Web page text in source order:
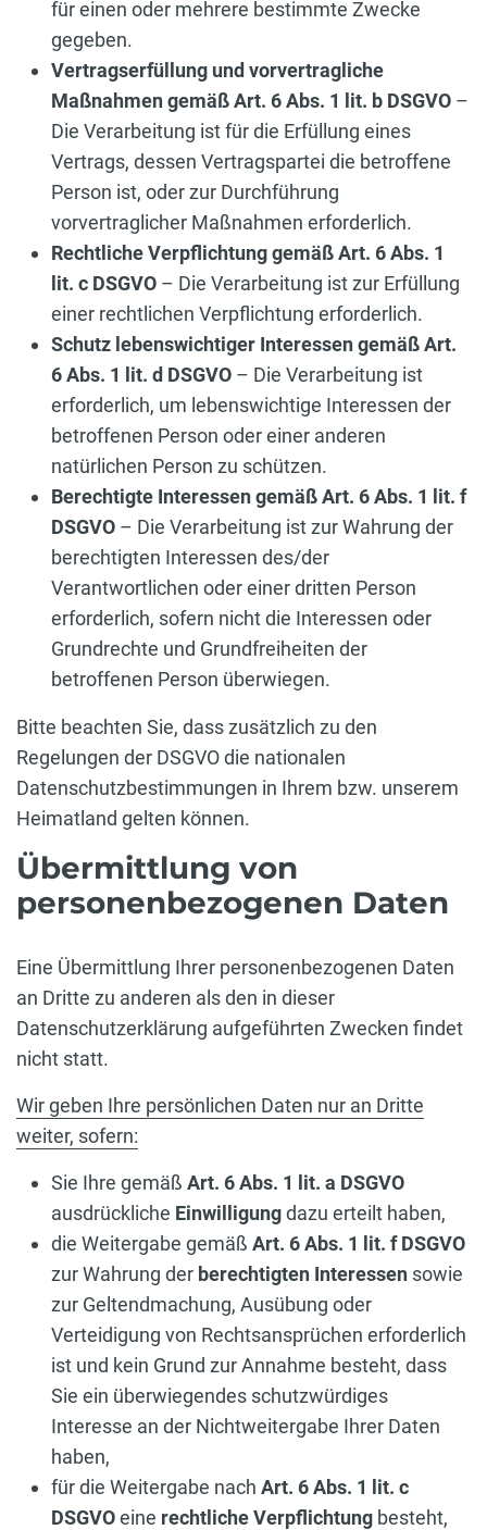
für einen oder mehrere bestimmte Zwecke
gegeben.
Vertragserfüllung und vorvertragliche
Maßnahmen gemäß Art. 6 Abs. 1 lit. b DSGVO –
Die Verarbeitung ist für die Erfüllung eines
Vertrags, dessen Vertragspartei die betroffene
Person ist, oder zur Durchführung
vorvertraglicher Maßnahmen erforderlich.
Rechtliche Verpflichtung gemäß Art. 6 Abs. 1
lit. c DSGVO – Die Verarbeitung ist zur Erfüllung
einer rechtlichen Verpflichtung erforderlich.
Schutz lebenswichtiger Interessen gemäß Art.
6 Abs. 1 lit. d DSGVO – Die Verarbeitung ist
erforderlich, um lebenswichtige Interessen der
betroffenen Person oder einer anderen
natürlichen Person zu schützen.
Berechtigte Interessen gemäß Art. 6 Abs. 1 lit. f
DSGVO – Die Verarbeitung ist zur Wahrung der
berechtigten Interessen des/der
Verantwortlichen oder einer dritten Person
erforderlich, sofern nicht die Interessen oder
Grundrechte und Grundfreiheiten der
betroffenen Person überwiegen.
Bitte beachten Sie, dass zusätzlich zu den
Regelungen der DSGVO die nationalen
Datenschutzbestimmungen in Ihrem bzw. unserem
Heimatland gelten können.
Übermittlung von
personenbezogenen Daten
Eine Übermittlung Ihrer personenbezogenen Daten
an Dritte zu anderen als den in dieser
Datenschutzerklärung aufgeführten Zwecken findet
nicht statt.
Wir geben Ihre persönlichen Daten nur an Dritte
weiter, sofern:
Sie Ihre gemäß Art. 6 Abs. 1 lit. a DSGVO
ausdrückliche Einwilligungdazu erteilt haben,
die Weitergabe gemäß Art. 6 Abs. 1 lit. f DSGVO
zur Wahrung der berechtigten Interessen sowie
zur Geltendmachung, Ausübung oder
Verteidigung von Rechtsansprüchen erforderlich
ist und kein Grund zur Annahme besteht, dass
Sie ein überwiegendes schutzwürdiges
Interesse an der Nichtweitergabe Ihrer Daten
haben,
für die Weitergabe nach Art. 6 Abs. 1 lit. c
DSGVOeine rechtliche Verpflichtung besteht,